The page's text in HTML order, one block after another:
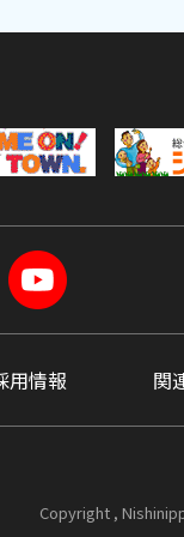
用情報 関
Copyright ,